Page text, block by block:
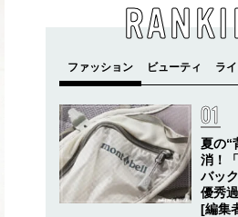
夏の“
消！
バッ
優秀
[編集